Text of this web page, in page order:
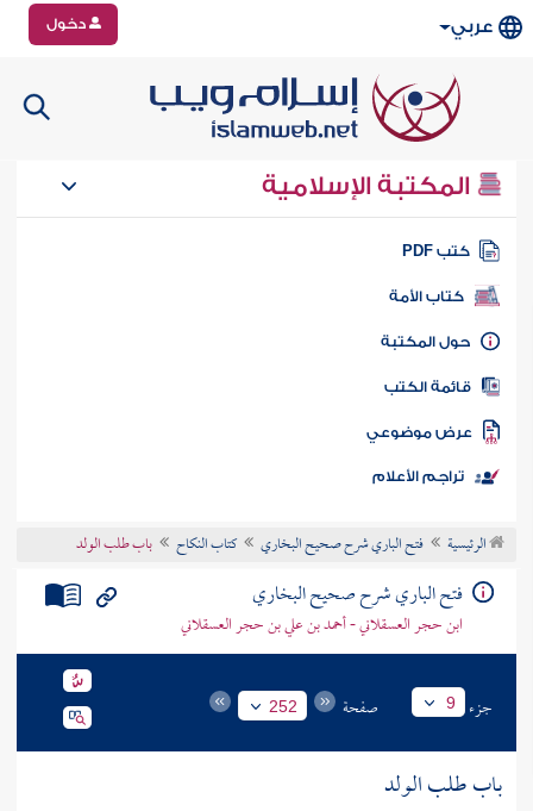
عربي دخول
المكتبة الإسلامية
كتب PDF
كتاب الأمة
المكتبة
الكتب
موضوعي
تراجم الأعلام
الرئيسية فتح الباري شرح صحيح البخاري كتاب النكاح باب طلب الولد
فتح الباري شرح صحيح البخاري
ابن حجر العسقلاني - أحمد بن علي بن حجر العسقلاني
جزء 9 صفحة 252
باب طلب الولد